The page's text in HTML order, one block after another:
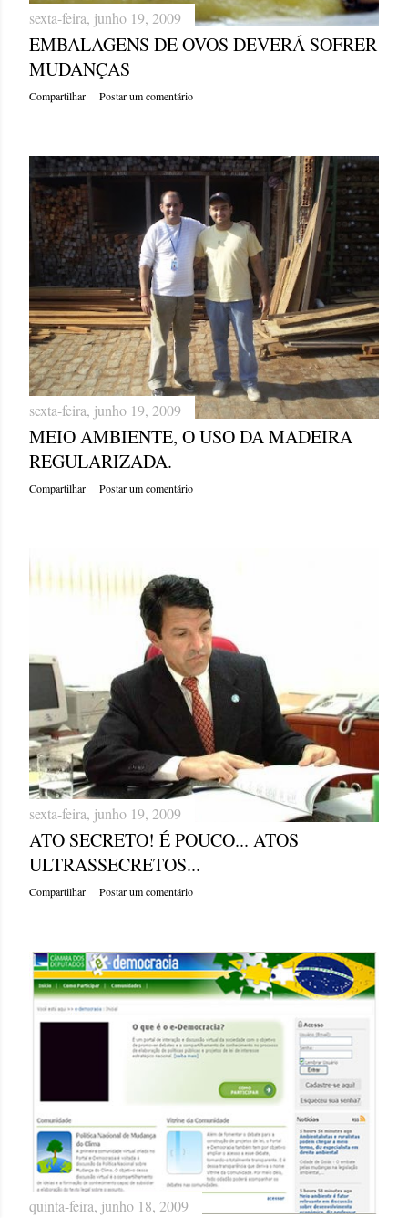
sexta-feira, junho 19, 2009
EMBALAGENS DE OVOS DEVERÁ SOFRER
MUDANÇAS
Compartilhar Postar um comentário
sexta-feira, junho 19, 2009
MEIO AMBIENTE, O USO DA MADEIRA
REGULARIZADA.
Compartilhar Postar um comentário
sexta-feira, junho 19, 2009
ATO SECRETO! É POUCO... ATOS
ULTRASSECRETOS...
Compartilhar Postar um comentário
quinta-feira, junho 18, 2009